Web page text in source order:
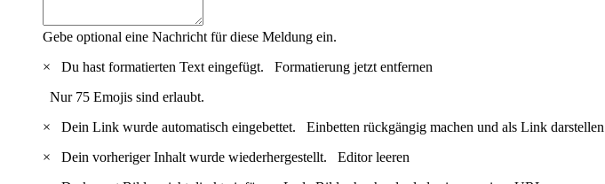
Gebe optional eine Nachricht für diese Meldung ein.
×
Du hast formatierten Text eingefügt. Formatierung jetzt entfernen
Nur 75 Emojis sind erlaubt.
×
Dein Link wurde automatisch eingebettet. Einbetten rückgängig machen und als Link darstellen
×
Dein vorheriger Inhalt wurde wiederhergestellt. Editor leeren